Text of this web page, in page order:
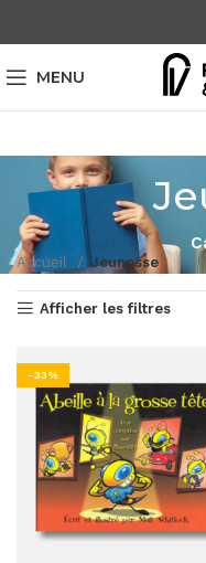
MENU
Accueil Jeunesse
Afficher les filtres
-33%